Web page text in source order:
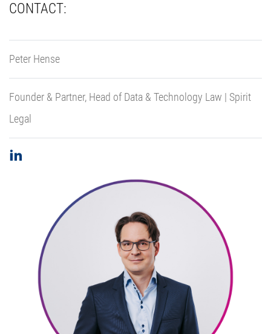
CONTACT:
Peter Hense
Founder & Partner, Head of Data & Technology Law | Spirit
Legal